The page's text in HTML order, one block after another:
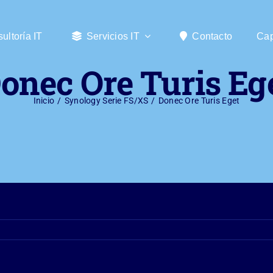
IT Servicios IT Contacto
IT Servicios IT Contacto
Ore Turis
Inicio Synology Serie FS/XS Donec Ore Turis Eget